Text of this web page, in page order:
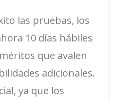
las pruebas, los
10 días hábiles
que avalen
adicionales.
ya que los